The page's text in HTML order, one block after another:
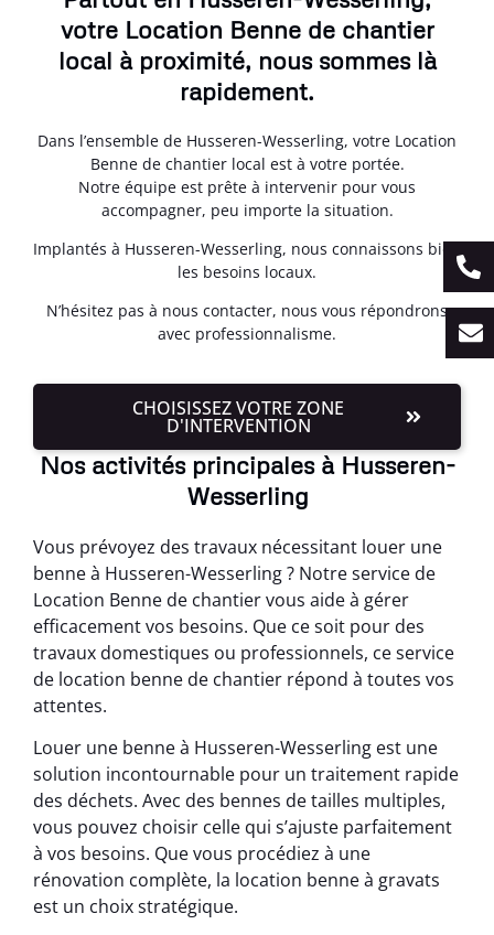
votre Location Benne de chantier
local à proximité, nous sommes là
rapidement.
Dans l’ensemble de Husseren-Wesserling, votre Location
Benne de chantier local est à votre portée.
Notre équipe est prête à intervenir pour vous
accompagner, peu importe la situation.
Implantés à Husseren-Wesserling, nous connaissons bien
les besoins locaux.
N’hésitez pas à nous contacter, nous vous répondrons
avec professionnalisme.
CHOISISSEZ VOTRE ZONE
D'INTERVENTION
Nos activités principales à Husseren-
Wesserling
Vous prévoyez des travaux nécessitant louer une
benne à Husseren-Wesserling ? Notre service de
Location Benne de chantier vous aide à gérer
efficacement vos besoins. Que ce soit pour des
travaux domestiques ou professionnels, ce service
de location benne de chantier répond à toutes vos
attentes.
Louer une benne à Husseren-Wesserling est une
solution incontournable pour un traitement rapide
des déchets. Avec des bennes de tailles multiples,
vous pouvez choisir celle qui s’ajuste parfaitement
à vos besoins. Que vous procédiez à une
rénovation complète, la location benne à gravats
est un choix stratégique.